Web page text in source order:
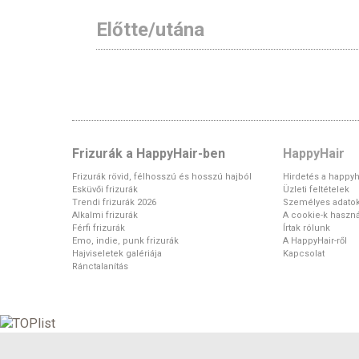
Előtte/utána
Frizurák a HappyHair-ben
Frizurák rövid, félhosszú és hosszú hajból
Esküvői frizurák
Trendi frizurák 2026
Alkalmi frizurák
Férfi frizurák
Emo, indie, punk frizurák
Hajviseletek galériája
Ránctalanítás
HappyHair
Hirdetés a
Üzleti feltételek
Személyes
A cookie-k
Írtak rólunk
A HappyHair-ről
Kapcsolat